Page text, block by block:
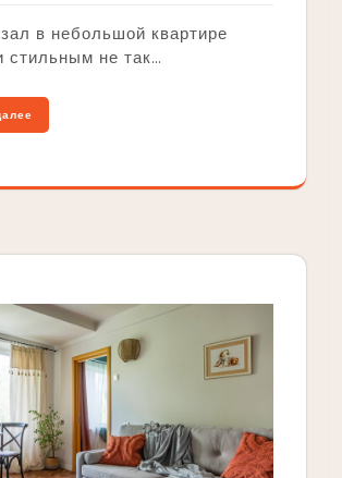
в небольшой квартире
не так…